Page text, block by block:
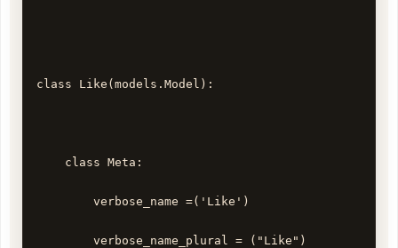
class Like(models.Model):
    class Meta:
        verbose_name =('Like')
        verbose_name_plural = ("Like")